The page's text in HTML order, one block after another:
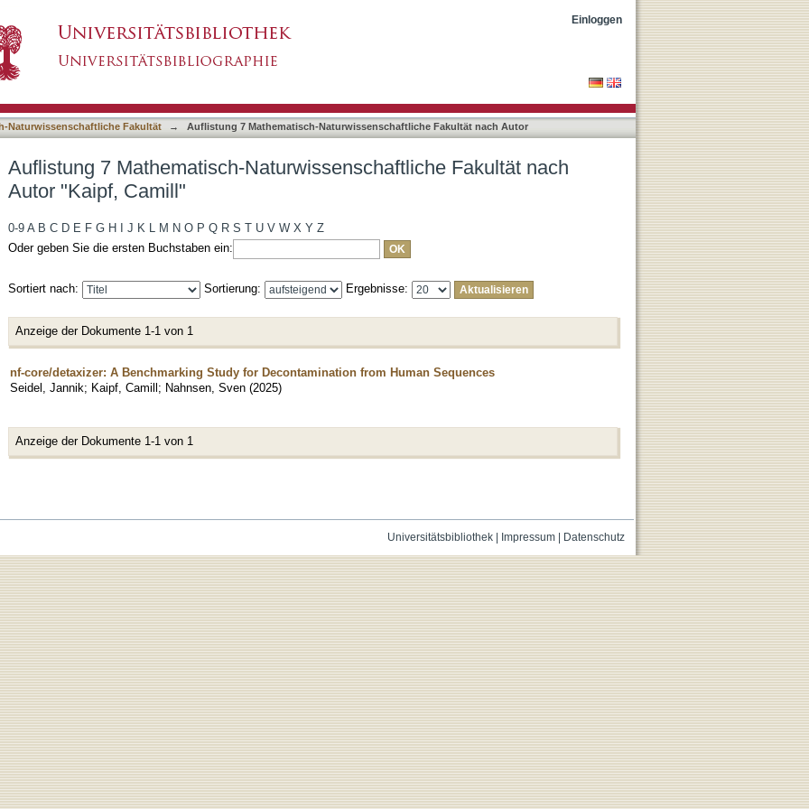
Einloggen
Naturwissenschaftliche Fakultät → Auflistung 7 Mathematisch-Naturwissenschaftliche Fakultät nach Autor
Auflistung 7 Mathematisch-Naturwissenschaftliche Fakultät nach
Autor "Kaipf, Camill"
0-9 A B C D E F G H J K L M N O P Q R S T U V W X Y Z
Oder geben Sie die ersten Buchstaben ein:
Sortiert nach: Sortierung: Ergebnisse:
Anzeige der Dokumente 1-1 von 1
nf-core/detaxizer: A Benchmarking Study for Decontamination from Human Sequences
Seidel, Jannik; Kaipf, Camill; Nahnsen, Sven (2025)
Anzeige der Dokumente 1-1 von 1
Universitätsbibliothek| Impressum| Datenschutz